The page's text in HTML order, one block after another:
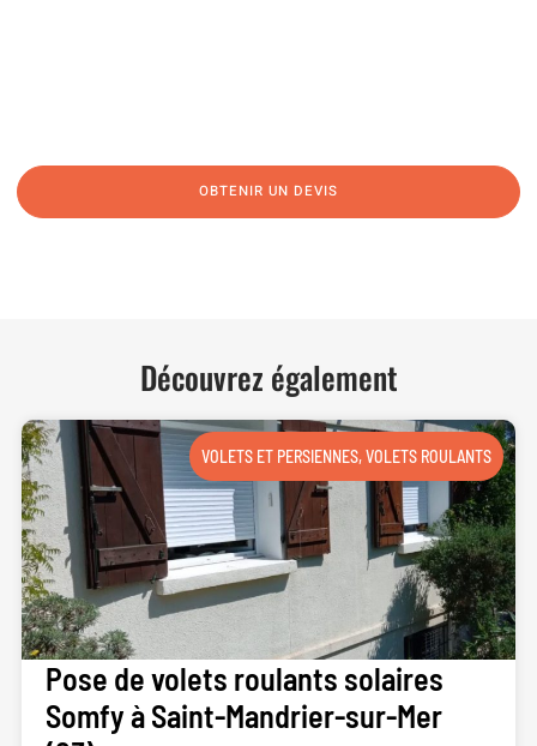
OBTENIR UN DEVIS
Découvrez également
VOLETS ET PERSIENNES,VOLETS ROULANTS
Pose de volets roulants solaires
Somfy à Saint-Mandrier-sur-Mer